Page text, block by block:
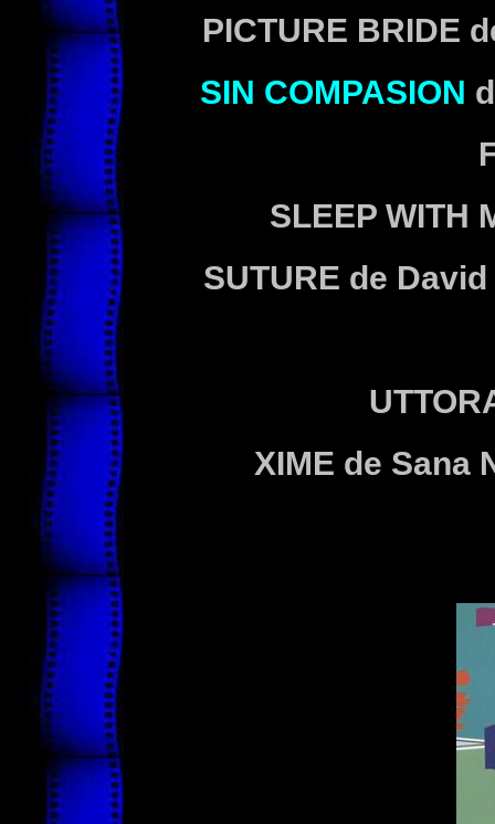
PICTURE BRIDE
SIN COMPASION
SLEEP WITH
SUTURE de
XIME de Sana